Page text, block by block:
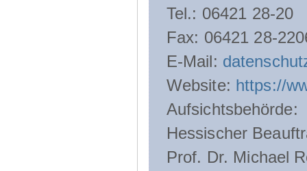
Tel.: 06421 28-20
Fax: 06421 28-
E-Mail:
Website: https://
Aufsichtsbehörde:
Hessischer
Prof. Dr. Michael